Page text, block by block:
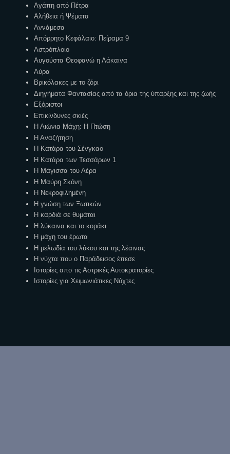
Αγάπη από Πέτρα
Αλήθεια ή Ψέματα
Αννάμεσα
Απόρρητο Κεφάλαιο: Πείραμα 9
Αστρόπλοιο
Αυγούστα Θεοφανώ η Λάκαινα
Αύρα
Βρικόλακες με το ζόρι
Διηγήματα Φαντασίας από τα όρια της ύπαρξης και της ζωής
Εξόριστοι
Επικίνδυνες σκιές
Η Αιώνια Μάχη: Η Πτώση
Η Αναζήτηση
Η Κατάρα του Σένγκαο
Η Κατάρα των Τεσσάρων 1
Η Μάγισσα του Αέρα
Η Μαύρη Σκόνη
Η Νεκροφιλημένη
Η γνώση των Ξωτικών
Η καρδιά σε θυμάται
Η λύκαινα και το κοράκι
Η μάχη του έρωτα
Η μελωδία του λύκου και της λέαινας
Η νύχτα που ο Παράδεισος έπεσε
Ιστορίες απο τις Αστρικές Αυτοκρατορίες
Ιστορίες για Χειμωνιάτικες Νύχτες